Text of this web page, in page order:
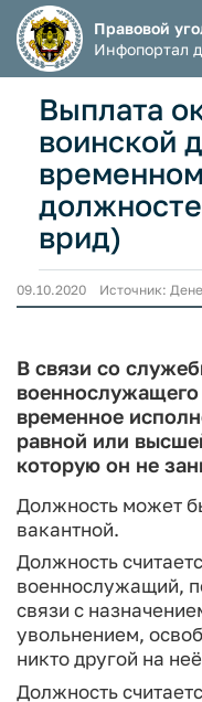
Правовой
Инфопортал
Выплата
воинской
врид)
09.10.2020 Источник:
В связи со
временное
равной или
которую он не
Должность может
вакантной.
Должность
военнослужащий,
связи с
увольнением,
ни­кто другой на
Должность